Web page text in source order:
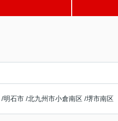
/明石市 /北九州市小倉南区 /堺市南区